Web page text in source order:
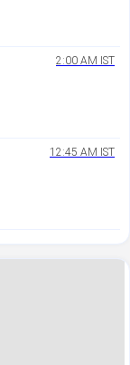
2:00 AM IST
12:45 AM IST